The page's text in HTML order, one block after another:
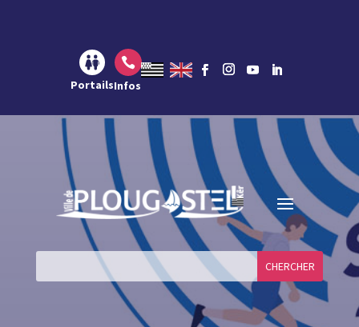
Aller à la recherche
Portails

Infos